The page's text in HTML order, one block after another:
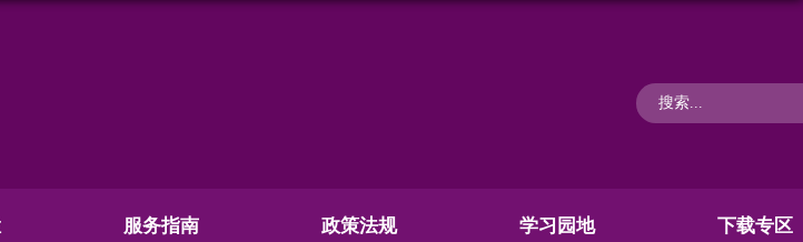
服务指南 政策法规 学习园地 下载专区